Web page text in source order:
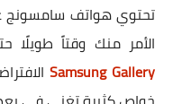
تحتوي هواتف
الأمر منك وقتاً
Samsung Gallery